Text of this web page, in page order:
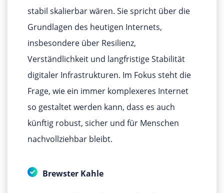
stabil skalierbar wären. Sie spricht über die
Grundlagen des heutigen Internets,
insbesondere über Resilienz,
Verständlichkeit und langfristige Stabilität
digitaler Infrastrukturen. Im Fokus steht die
Frage, wie ein immer komplexeres Internet
so gestaltet werden kann, dass es auch
künftig robust, sicher und für Menschen
nachvollziehbar bleibt.
Brewster Kahle